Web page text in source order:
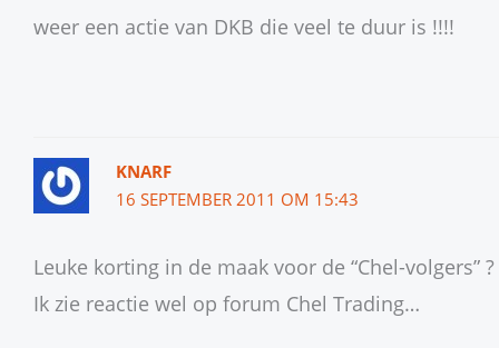
weer een actie van DKB die veel te duur is !!!!
KNARF
16 SEPTEMBER 2011 OM 15:43
Leuke korting in de maak voor de “Chel-volgers”
Ik zie reactie wel op forum Chel Trading…